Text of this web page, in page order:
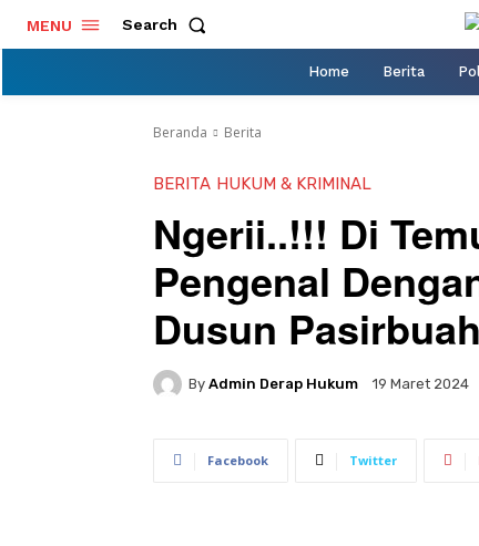
MENU Search
Home Berita
Beranda Berita
BERITA HUKUM & KRIMINAL
Ngerii..!!! Di
Pengenal
Dusun
By Admin Derap Hukum 19 Maret 2024
Facebook Twitter